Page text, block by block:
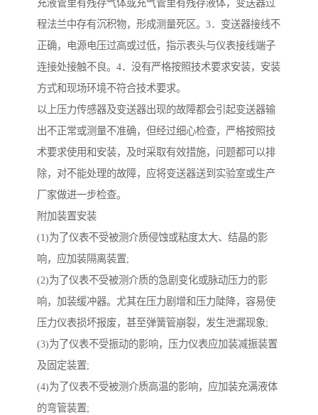
充液管里有残存气体或充气管里有残存液体，变送器过
程法兰中存有沉积物，形成测量死区。3．变送器接线不
正确，电源电压过高或过低，指示表头与仪表接线端子
连接处接触不良。4．没有严格按照技术要求安装，安装
方式和现场环境不符合技术要求。
以上压力传感器及变送器出现的故障都会引起变送器输
出不正常或测量不准确，但经过细心检查，严格按照技
术要求使用和安装，及时采取有效措施，问题都可以排
除，对不能处理的故障，应将变送器送到实验室或生产
厂家做进一步检查。
附加装置安装
(1)为了仪表不受被测介质侵蚀或粘度太大、结晶的影
响，应加装隔离装置;
(2)为了仪表不受被测介质的急剧变化或脉动压力的影
响，加装缓冲器。尤其在压力剧增和压力陡降，容易使
压力仪表损坏报废，甚至弹簧管崩裂，发生泄漏现象;
(3)为了仪表不受振动的影响，压力仪表应加装减振装置
及固定装置;
(4)为了仪表不受被测介质高温的影响，应加装充满液体
的弯管装置;